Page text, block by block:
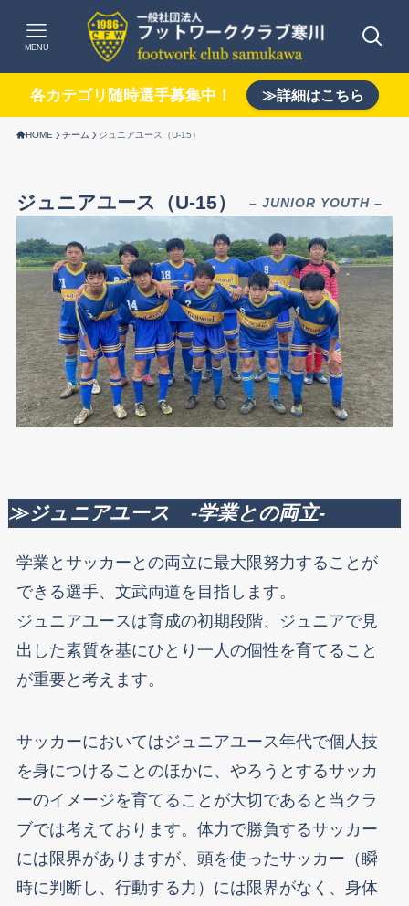
MENU
各カテゴリ随時選手募集中！ ≫詳細はこちら
HOME チーム ジュニアユース（U-15）
ジュニアユース（U-15） – JUNIOR YOUTH –
≫ジュニアユース -学業との両立-
学業とサッカーとの両立に最大限努力することが
できる選手、文武両道を目指します。
ジュニアユースは育成の初期段階、ジュニアで見
出した素質を基にひとり一人の個性を育てること
が重要と考えます。
サッカーにおいてはジュニアユース年代で個人技
を身につけることのほかに、やろうとするサッカ
ーのイメージを育てることが大切であると当クラ
ブでは考えております。体力で勝負するサッカー
には限界がありますが、頭を使ったサッカー（瞬
時に判断し、行動する力）には限界がなく、身体